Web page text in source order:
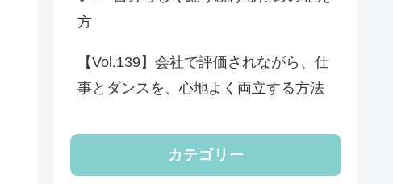
方
【Vol.139】会社で評価されながら、仕
事とダンスを、心地よく両立する方法
カテゴリー